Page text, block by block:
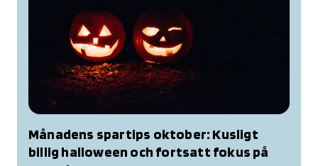
Månadens spartips oktober: Kusligt
billig halloween och fortsatt fokus på